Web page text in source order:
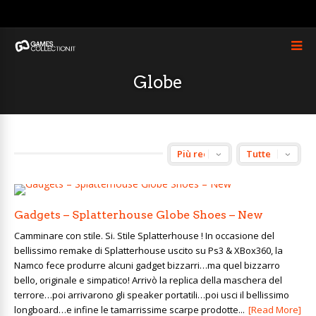
Globe
Gadgets – Splatterhouse Globe Shoes – New
Camminare con stile. Si. Stile Splatterhouse ! In occasione del
bellissimo remake di Splatterhouse uscito su Ps3 & XBox360, la
Namco fece produrre alcuni gadget bizzarri…ma quel bizzarro
bello, originale e simpatico! Arrivò la replica della maschera del
terrore…poi arrivarono gli speaker portatili…poi usci il bellissimo
longboard…e infine le tamarrissime scarpe prodotte... [Read More]